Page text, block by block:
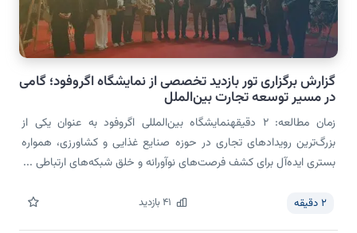
گزارش برگزاری تور بازدید تخصصی از نمایشگاه اگروفود؛ گامی
در مسیر توسعه تجارت بین‌الملل
زمان مطالعه: 2 دقیقهنمایشگاه بین‌المللی اگروفود به عنوان یکی از
بزرگ‌ترین رویدادهای تجاری در حوزه صنایع غذایی و کشاورزی، همواره
بستری ایده‌آل برای کشف فرصت‌های نوآورانه و خلق شبکه‌های ارتباطی ...
2 دقیقه 41 بازدید